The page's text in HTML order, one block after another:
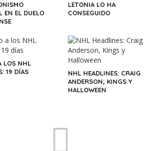
EN EL DUELO
LETONIA LO HA
CONSEGUIDO
LOS NHL
19 DÍAS
NHL HEADLINES: CRAIG
ANDERSON, KINGS Y
HALLOWEEN